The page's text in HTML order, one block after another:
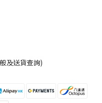
及送貨查詢)